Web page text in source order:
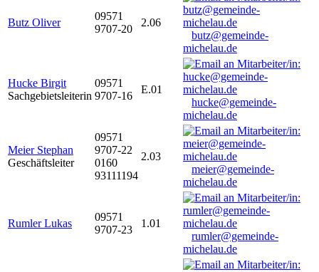
Butz Oliver
09571
9707-20
2.06
butz@gemeinde-
michelau.de
Hucke Birgit
Sachgebietsleiterin
09571
9707-16
E.01
hucke@gemeinde-
michelau.de
Meier Stephan
Geschäftsleiter
09571
9707-22
0160
93111194
2.03
meier@gemeinde-
michelau.de
Rumler Lukas
09571
9707-23
1.01
rumler@gemeinde-
michelau.de